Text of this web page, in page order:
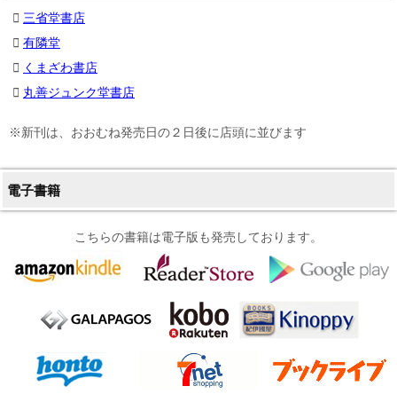
三省堂書店
有隣堂
くまざわ書店
丸善ジュンク堂書店
※新刊は、おおむね発売日の２日後に店頭に並びます
電子書籍
こちらの書籍は電子版も発売しております。